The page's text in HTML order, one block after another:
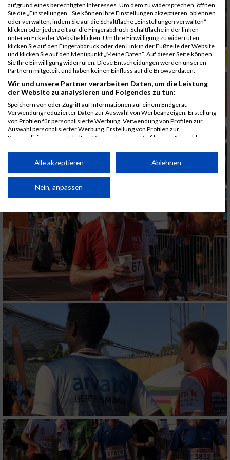
ALBUM B2RUN MÜNCHEN, B2RUN / 16.07.2019
aufgrund eines berechtigten Interesses. Um dem zu widersprechen, öffnen
Sie die „Einstellungen“. Sie können Ihre Einstellungen akzeptieren, ablehnen
oder verwalten, indem Sie auf die Schaltfläche „Einstellungen verwalten“
klicken oder jederzeit auf die Fingerabdruck-Schaltfläche in der linken
unteren Ecke der Website klicken. Um Ihre Einwilligung zu widerrufen,
klicken Sie auf den Fingerabdruck oder den Link in der Fußzeile der Website
und klicken Sie auf den Menüpunkt „Meine Daten“. Auf dieser Seite können
Sie Ihre Einwilligung widerrufen. Diese Entscheidungen werden unseren
Partnern mitgeteilt und haben keinen Einfluss auf die Browserdaten.
Wir und unsere Partner verarbeiten Daten, um die Leistung
der Website zu analysieren und Folgendes zu tun:
Speichern von oder Zugriff auf Informationen auf einem Endgerät.
Verwendung reduzierter Daten zur Auswahl von Werbeanzeigen. Erstellung
von Profilen für personalisierte Werbung. Verwendung von Profilen zur
Auswahl personalisierter Werbung. Erstellung von Profilen zur
Personalisierung von Inhalten. Verwendung von Profilen zur Auswahl
Performance von Inhalten. Analyse von Zielgruppen durch Statistiken oder
Kombinationen von Daten aus verschiedenen Quellen. Entwicklung und
von Inhalten.
Daten können außerhalb der Europäischen Union weitergegeben und in die
Website/App.
Partnerliste anzeigen (1 IAB-Anbieter)
Wir nutzen Ihre Daten für folgende Zwecke:
IAB-Verarbeitungszwecke:
Speichern von oder Zugriff auf Informationen
Verwendung reduzierter Daten zur Auswahl
von Werbeanzeigen
Erstellung von Profilen für personalisierte
Verwendung von Profilen zur Auswahl
personalisierter Werbung
Erstellung von Profilen zur Personalisierung
von Inhalten
Verwendung von Profilen zur Auswahl
personalisierter Inhalte
Alle akzeptieren Ablehnen
Nein, anpassen